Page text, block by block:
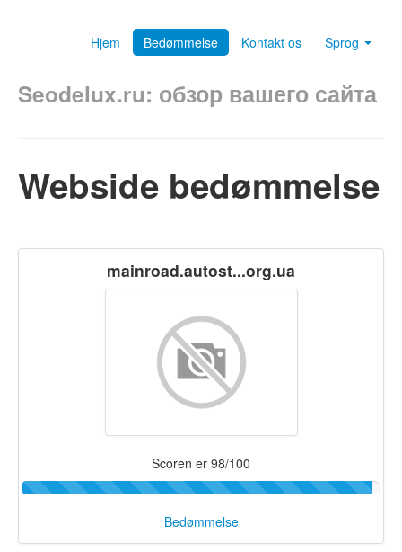
Hjem Bedømmelse Kontakt os Sprog
Seodelux.ru: обзор вашего сайта
Webside bedømmelse
mainroad.autost...org.ua
Scoren er 98/100
Bedømmelse